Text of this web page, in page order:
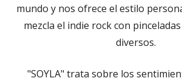
mundo y nos ofrece el estilo
mezcla el indie rock con
diversos.
"SOYLA" trata sobre los